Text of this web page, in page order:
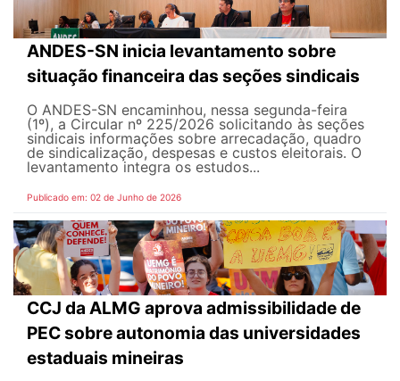
ANDES-SN inicia levantamento sobre
situação financeira das seções sindicais
O ANDES-SN encaminhou, nessa segunda-feira
(1º), a Circular nº 225/2026 solicitando às seções
sindicais informações sobre arrecadação, quadro
de sindicalização, despesas e custos eleitorais. O
levantamento integra os estudos...
Publicado em: 02 de Junho de 2026
CCJ da ALMG aprova admissibilidade de
PEC sobre autonomia das universidades
estaduais mineiras